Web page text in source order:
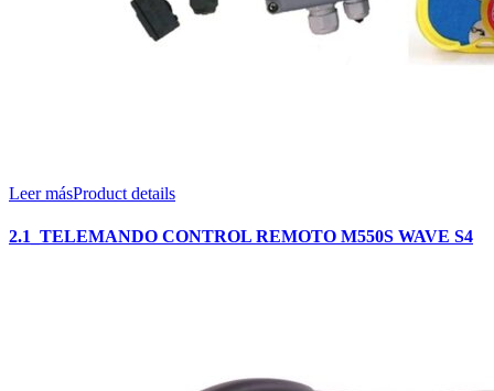
Leer másProduct details
2.1_TELEMANDO CONTROL REMOTO M550S WAVE S4